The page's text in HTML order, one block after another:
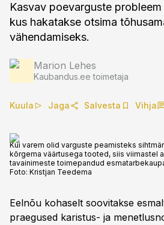
Kasvav poevarguste
kus hakatakse otsima
vähendamiseks.
Marion Lehes
Kaubandus.ee toimetaja
Kuula Jaga Salvesta Vihja
Kui varem olid varguste peamisteks
kõrgema väärtusega tooted, siis viimastel
tavainimeste toimepandud
Foto: Kristjan Teedema
Eelnõu kohaselt soovitakse
praegused karistus- ja